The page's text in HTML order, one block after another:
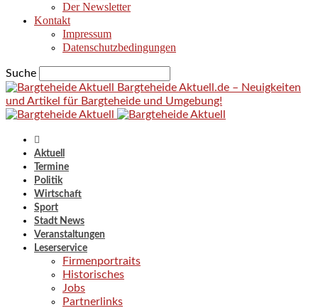
Der Newsletter
Kontakt
Impressum
Datenschutzbedingungen
Suche
Bargteheide Aktuell.de – Neuigkeiten
und Artikel für Bargteheide und Umgebung!
Aktuell
Termine
Politik
Wirtschaft
Sport
Stadt News
Veranstaltungen
Leserservice
Firmenportraits
Historisches
Jobs
Partnerlinks